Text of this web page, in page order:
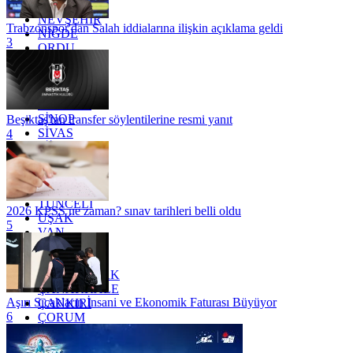
MUŞ
NEVŞEHİR
NİĞDE
ORDU
OSMANİYE
RİZE
SAKARYA
SİNOP
SİVAS
SİİRT
TEKİRDAĞ
TOKAT
TRABZON
TUNCELİ
UŞAK
VAN
YALOVA
YOZGAT
ZONGULDAK
ÇANAKKALE
ÇANKIRI
ÇORUM
İSTANBUL
İZMİR
Trabzonspor'dan Salah iddialarına ilişkin açıklama geldi
3
Beşiktaş'tan transfer söylentilerine resmi yanıt
4
2026 KPSS ne zaman? sınav tarihleri belli oldu
5
Aşırı Sıcakların İnsani ve Ekonomik Faturası Büyüyor
6